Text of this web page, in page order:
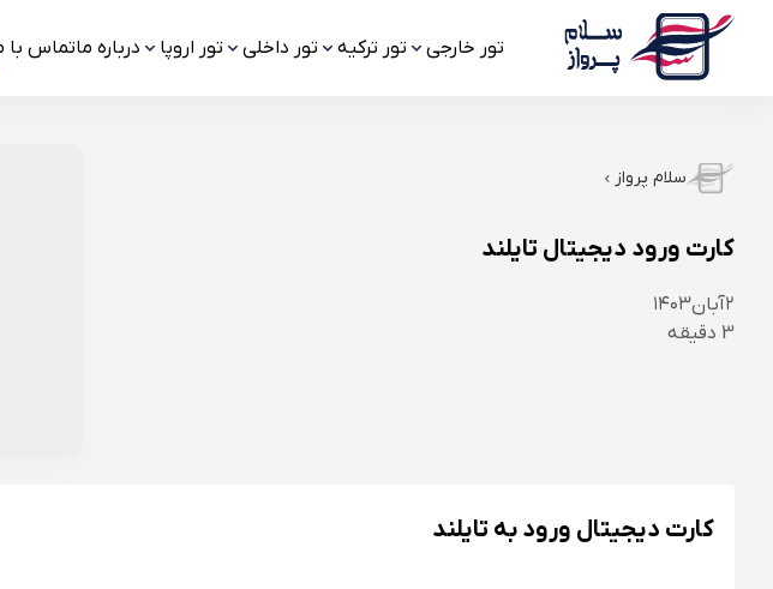
تور خارجی تور ترکیه تور داخلی تور اروپا درباره ماتماس با
سلام پرواز
کارت ورود دیجیتال تایلند
۲آبان۱۴۰۳
3 دقیقه
کارت دیجیتال ورود به تایلند